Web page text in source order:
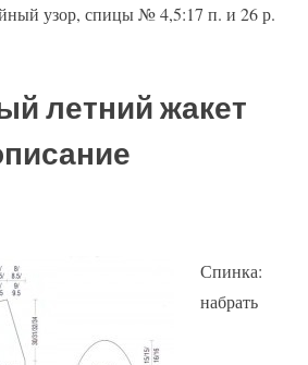
узор, спицы № 4,5:17 п. и 26 р.
летний жакет
Спинка:
набрать